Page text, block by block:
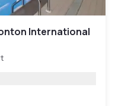
International